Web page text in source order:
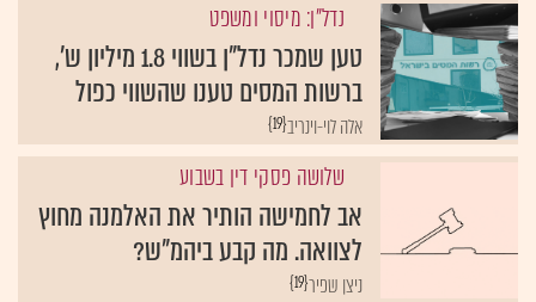
נדל"ן: מיסוי ומשפט
טען שמכר נדל"ן בשווי 1.8 מיליון ש',
ברשות המסים טענו שהשווי כפול
{19}אלה לוי-וינריב
שלושה פסקי דין בשבוע
אב לחמישה הותיר את האלמנה מחוץ
לצוואה. מה קבע ביהמ"ש?
{19}ניצן שפיר